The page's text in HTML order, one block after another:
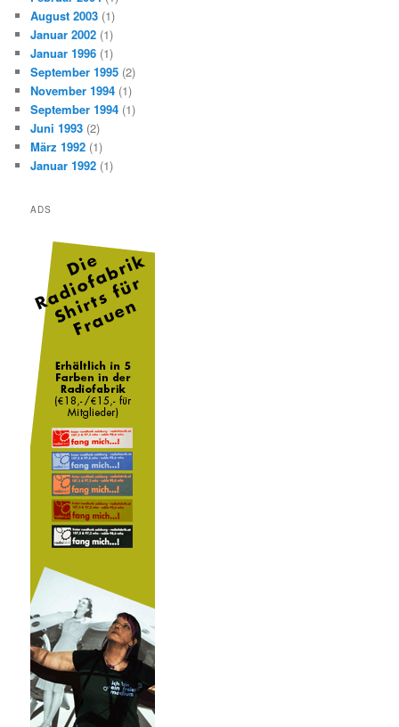
August 2003 (1)
Januar 2002 (1)
Januar 1996 (1)
September 1995 (2)
November 1994 (1)
September 1994 (1)
Juni 1993 (2)
März 1992 (1)
Januar 1992 (1)
ADS